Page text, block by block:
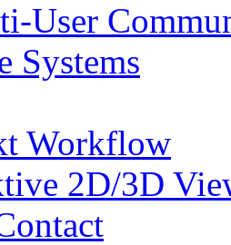
User
Systems
Workflow
2D/3D